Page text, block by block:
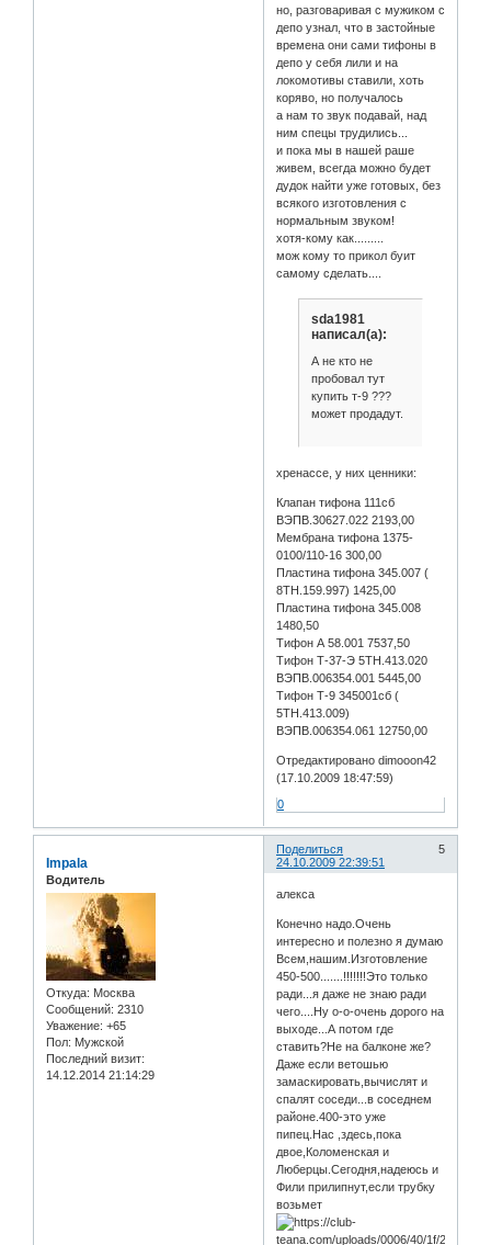
но, разговаривая с мужиком с
депо узнал, что в застойные
времена они сами тифоны в
депо у себя лили и на
локомотивы ставили, хоть
коряво, но получалось
а нам то звук подавай, над
ним спецы трудились...
и пока мы в нашей раше
живем, всегда можно будет
дудок найти уже готовых, без
всякого изготовления с
нормальным звуком!
хотя-кому как.........
мож кому то прикол буит
самому сделать....
sda1981
написал(а):
А не кто не
пробовал тут
купить т-9 ???
может продадут.
хренассе, у них ценники:
Клапан тифона 111сб
ВЭПВ.30627.022 2193,00
Мембрана тифона 1375-
0100/110-16 300,00
Пластина тифона 345.007 (
8ТН.159.997) 1425,00
Пластина тифона 345.008
1480,50
Тифон А 58.001 7537,50
Тифон Т-37-Э 5ТН.413.020
ВЭПВ.006354.001 5445,00
Тифон Т-9 345001сб (
5ТН.413.009)
ВЭПВ.006354.061 12750,00
Отредактировано dimooon42
(17.10.2009 18:47:59)
0
Поделиться
5
24.10.2009 22:39:51
Impala
Водитель
Откуда: Москва
Сообщений: 2310
Уважение: +65
Пол: Мужской
Последний визит:
14.12.2014 21:14:29
алекса
Конечно надо.Очень
интересно и полезно я думаю
Всем,нашим.Изготовление
450-500.......!!!!!!!Это только
ради...я даже не знаю ради
чего....Ну о-о-очень дорого на
выходе...А потом где
ставить?Не на балконе же?
Даже если ветошью
замаскировать,вычислят и
спалят соседи...в соседнем
районе.400-это уже
пипец.Нас ,здесь,пока
двое,Коломенская и
Люберцы.Сегодня,надеюсь и
Фили прилипнут,если трубку
возьмет